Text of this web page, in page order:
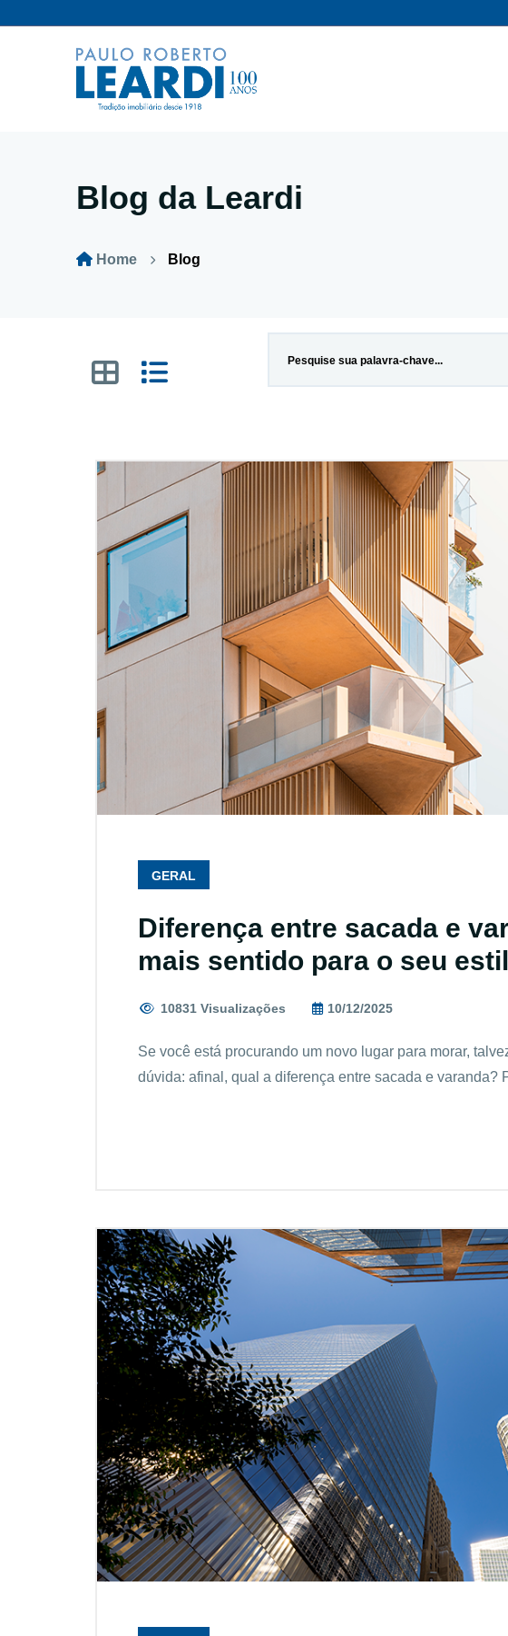
Blog da Leardi
Home Blog
GERAL
Diferença entre sacada e
mais sentido para o seu
10831 Visualizações 10/12/2025
Se você está procurando um novo lugar para morar,
dúvida: afinal, qual a diferença entre sacada e varanda?